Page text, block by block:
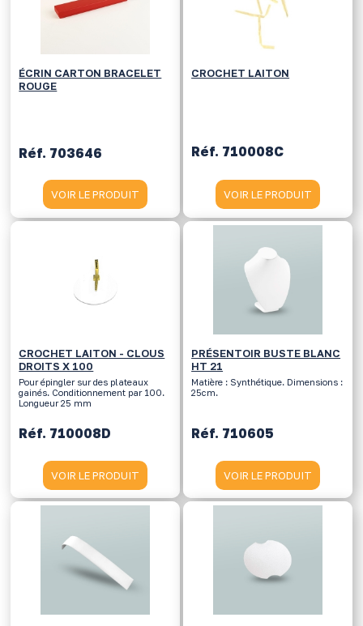
ÉCRIN CARTON BRACELET
ROUGE
Réf. 703646
VOIR LE PRODUIT
CROCHET LAITON
Réf. 710008C
VOIR LE PRODUIT
CROCHET LAITON - CLOUS
DROITS X 100
Pour épingler sur des plateaux
gainés. Conditionnement par 100.
Longueur 25 mm
Réf. 710008D
VOIR LE PRODUIT
PRÉSENTOIR BUSTE BLANC
HT 21
Matière : Synthétique. Dimensions :
25cm.
Réf. 710605
VOIR LE PRODUIT